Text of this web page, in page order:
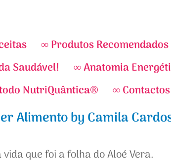
∞ Produtos
Saudável! ∞ Anatomia
NutriQuântica®
∞ Contactos
Alimento by Camila
que foi a folha do Aloé Vera.